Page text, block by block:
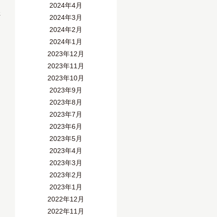
2024年4月
2024年3月
2024年2月
2024年1月
2023年12月
2023年11月
2023年10月
2023年9月
2023年8月
2023年7月
2023年6月
2023年5月
2023年4月
2023年3月
2023年2月
2023年1月
2022年12月
2022年11月